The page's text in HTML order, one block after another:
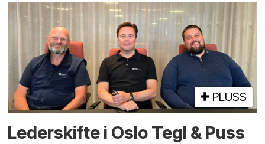
PLUSS
Lederskifte i Oslo Tegl & Puss